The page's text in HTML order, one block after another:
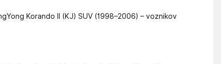
Korando II (KJ) SUV (1998–2006) – voznikov